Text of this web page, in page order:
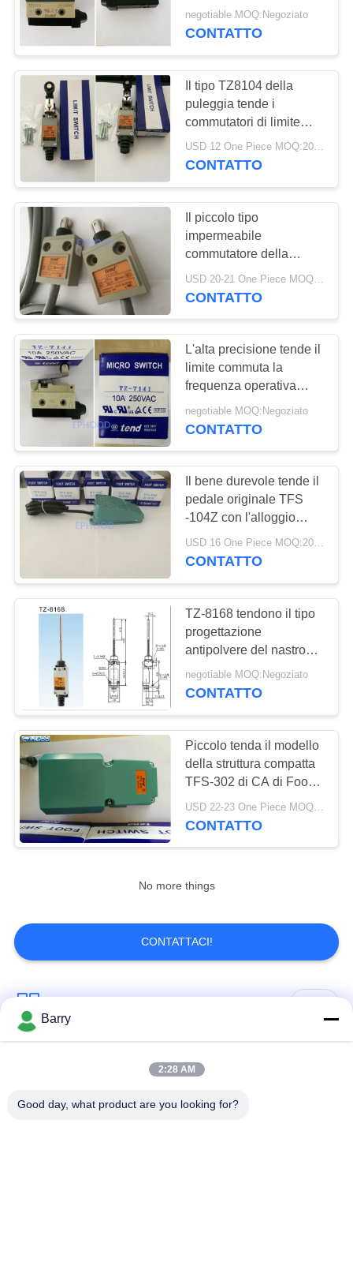
limite di sicurezza
doppia
negotiable MOQ:Negoziato
CONTATTO
Il tipo TZ8104 della
puleggia tende i
commutatori di limite
elettrici della sicurezza
dell'interruttore di
USD 12 One Piece MOQ:20pcs
CONTATTO
Il piccolo tipo
impermeabile
commutatore della
colonna rotonda di limite
tende la TZ -3112 con 3
CONTATTO
L'alta precisione tende il
limite commuta la
frequenza operativa
meccanica Dripproof
negotiable MOQ:Negoziato
CONTATTO
Il bene durevole tende il
pedale originale TFS
-104Z con l'alloggio
della lega di alluminio
USD 16 One Piece MOQ:20pcs
CONTATTO
TZ-8168 tendono il tipo
progettazione
antipolvere del nastro
dell'acciaio per molle del
commutatore di limite
negotiable MOQ:Negoziato
CONTATTO
Piccolo tenda il modello
della struttura compatta
TFS-302 di CA di Foot
Switch 250V della
guardia protettiva
CONTATTO
No more things
CONTATTACI!
Categorie popolari
Fisher Gas Regulator
Barry
2:28 AM
Good day, what product are you looking for?